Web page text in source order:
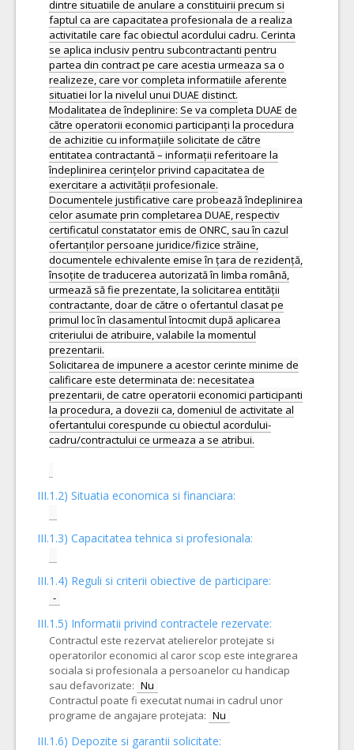
III.1.2) Situatia economica si financiara:
III.1.3) Capacitatea tehnica si profesionala:
III.1.4) Reguli si criterii obiective de participare:
-
III.1.5) Informatii privind contractele rezervate:
Contractul este rezervat atelierelor protejate si
operatorilor economici al caror scop este integrarea
sociala si profesionala a persoanelor cu handicap
sau defavorizate: Nu
Contractul poate fi executat numai in cadrul unor
programe de angajare protejata: Nu
III.1.6) Depozite si garantii solicitate: